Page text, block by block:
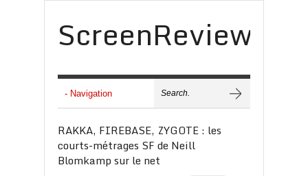
ScreenReview
RAKKA, FIREBASE, ZYGOTE : les
courts-métrages SF de Neill
Blomkamp sur le net